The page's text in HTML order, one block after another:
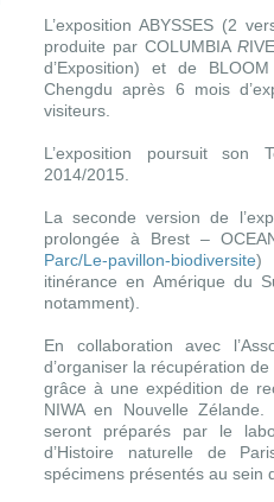
L’exposition ABYSSES (2
produite par COLUMBIA R
d’Exposition) et de
Chengdu après 6 mois
visiteurs.
L’exposition poursuit son
2014/2015.
La seconde version de
prolongée à Brest –
Parc/Le-pavillon-biodiversite)
itinérance en Amérique du
notamment).
En collaboration avec
d’organiser la récupération
grâce à une expédition de
NIWA en Nouvelle
seront préparés par le
d’Histoire naturelle de
spécimens présentés au sein